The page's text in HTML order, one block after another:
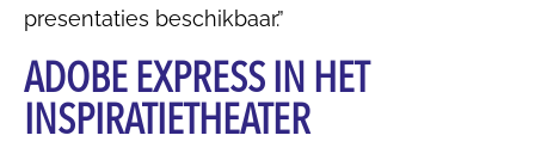
presentaties beschikbaar.”
ADOBE EXPRESS IN HET
INSPIRATIETHEATER